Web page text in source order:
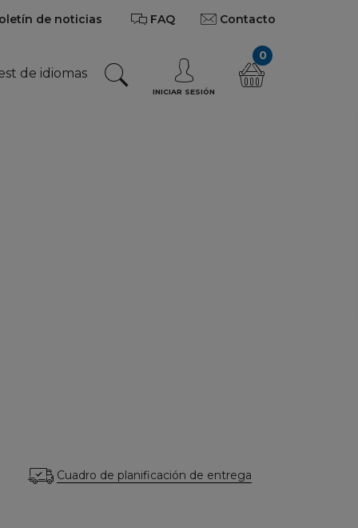
de noticias FAQ Contacto
de idiomas
INICIAR SESIÓN
0
Cuadro de planificación de entrega